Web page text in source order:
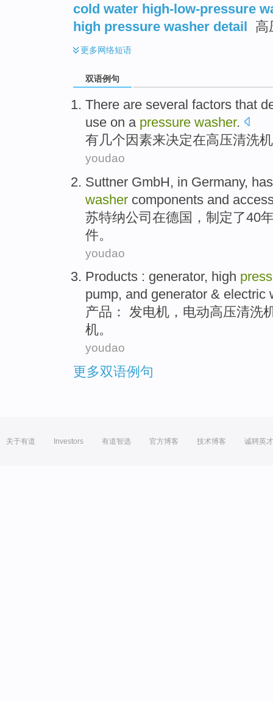
cold water high-low-pressure
high pressure washer detail 高
更多网络短语
双语例句
There are several factors that
use on a pressure washer.
有 几个因素来决定在高压清洗
youdao
Suttner GmbH, in Germany,
washer components and
苏特纳公司 在德国 ，制定了40
件。
youdao
Products : generator, high
pump, and generator & electric
产品 ： 发电机 ， 电动高压清洗
机。
youdao
更多双语例句
关于有道 Investors 有道智选 官方博客 技术博客 诚聘英才